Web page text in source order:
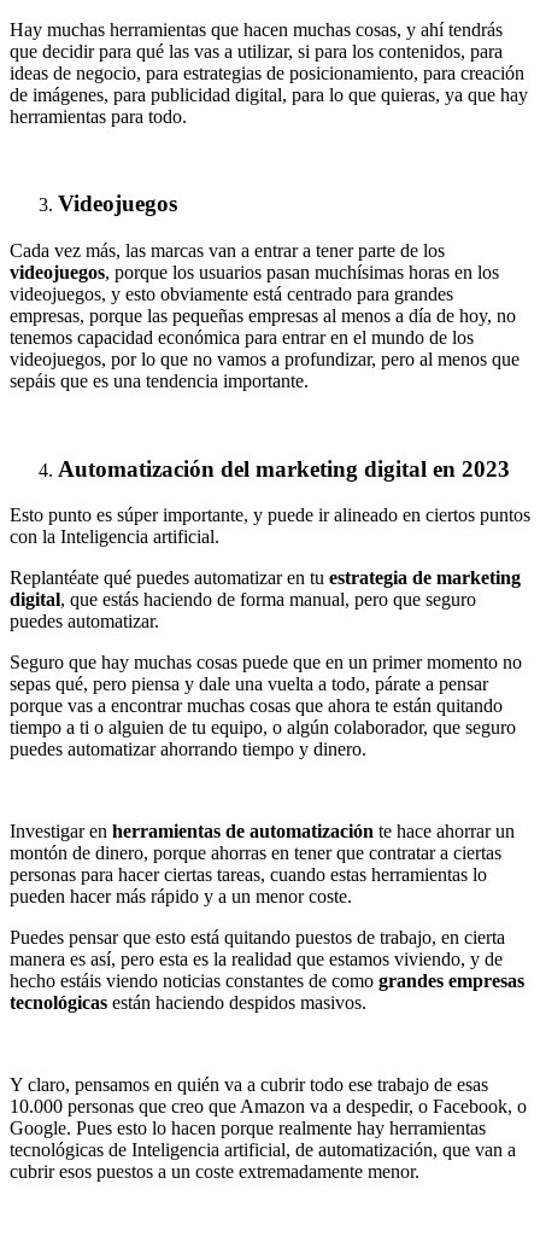
Hay muchas herramientas que hacen muchas cosas, y ahí tendrás
que decidir para qué las vas a utilizar, si para los contenidos, para
ideas de negocio, para estrategias de posicionamiento, para creación
de imágenes, para publicidad digital, para lo que quieras, ya que hay
herramientas para todo.
Videojuegos
Cada vez más, las marcas van a entrar a tener parte de los
videojuegos, porque los usuarios pasan muchísimas horas en los
videojuegos, y esto obviamente está centrado para grandes
empresas, porque las pequeñas empresas al menos a día de hoy, no
tenemos capacidad económica para entrar en el mundo de los
videojuegos, por lo que no vamos a profundizar, pero al menos que
sepáis que es una tendencia importante.
Automatización del marketing digital en 2023
Esto punto es súper importante, y puede ir alineado en ciertos puntos
con la Inteligencia artificial.
Replantéate qué puedes automatizar en tu estrategia de marketing
digital, que estás haciendo de forma manual, pero que seguro
puedes automatizar.
Seguro que hay muchas cosas puede que en un primer momento no
sepas qué, pero piensa y dale una vuelta a todo, párate a pensar
porque vas a encontrar muchas cosas que ahora te están quitando
tiempo a ti o alguien de tu equipo, o algún colaborador, que seguro
puedes automatizar ahorrando tiempo y dinero.
Investigar en herramientas de automatización te hace ahorrar un
montón de dinero, porque ahorras en tener que contratar a ciertas
personas para hacer ciertas tareas, cuando estas herramientas lo
pueden hacer más rápido y a un menor coste.
Puedes pensar que esto está quitando puestos de trabajo, en cierta
manera es así, pero esta es la realidad que estamos viviendo, y de
hecho estáis viendo noticias constantes de como grandes empresas
tecnológicas están haciendo despidos masivos.
Y claro, pensamos en quién va a cubrir todo ese trabajo de esas
10.000 personas que creo que Amazon va a despedir, o Facebook, o
Google. Pues esto lo hacen porque realmente hay herramientas
tecnológicas de Inteligencia artificial, de automatización, que van a
cubrir esos puestos a un coste extremadamente menor.